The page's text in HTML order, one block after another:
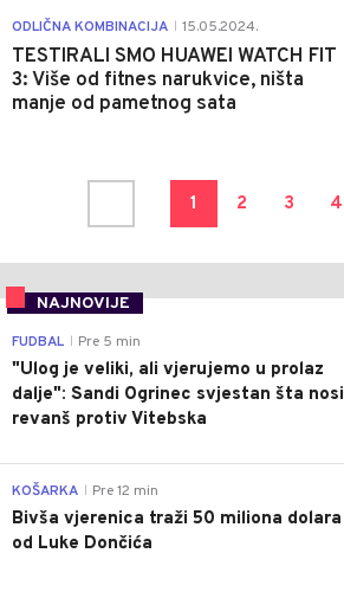
ODLIČNA KOMBINACIJA 15.05.2024.
TESTIRALI SMO HUAWEI WATCH FIT
3: Više od fitnes narukvice, ništa
manje od pametnog sata
1 2 3 4
NAJNOVIJE
FUDBAL Pre 5 min
"Ulog je veliki, ali vjerujemo u prolaz
dalje": Sandi Ogrinec svjestan šta nosi
revanš protiv Vitebska
KOŠARKA Pre 12 min
Bivša vjerenica traži 50 miliona dolara
od Luke Dončića